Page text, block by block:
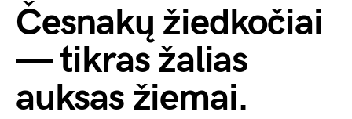
Česnakų žiedkočiai
— tikras žalias
auksas žiemai.